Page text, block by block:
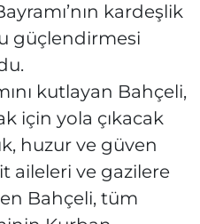
kardeşlik
güçlendirmesi
kutlayan Bahçeli,
için yola çıkacak
huzur ve güven
aileleri ve gazilere
Bahçeli, tüm